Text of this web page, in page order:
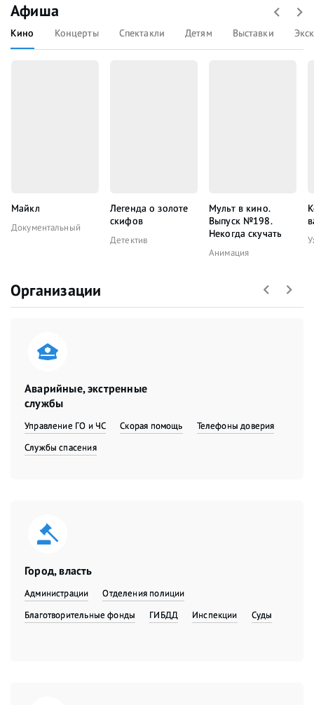
Афиша
Кино Концерты Спектакли Детям Выставки
Майкл
Документальный
Легенда о золоте
скифов
Детектив
Мульт в кино.
Выпуск №198.
Некогда скучать
Анимация
Организации
Аварийные, экстренные
службы
Управление ГО и ЧС Скорая помощь
Телефоны доверия
Службы спасения
Город, власть
Администрации
Отделения полиции
Благотворительные фонды
ГИБДД Инспекции Суды